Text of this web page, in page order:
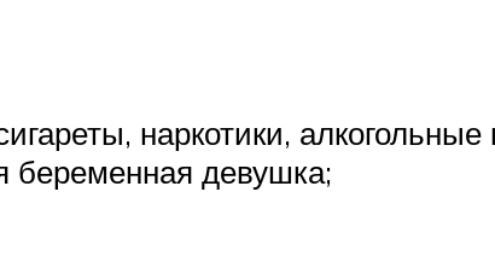
наркотики, алкогольные
беременная девушка;